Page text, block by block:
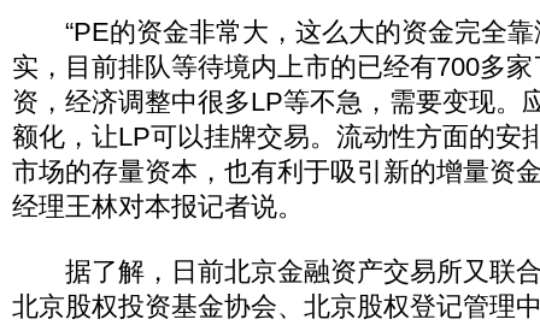
“PE的资金非常大，这么大的资金完全靠
实，目前排队等待境内上市的已经有700多
资，经济调整中很多LP等不急，需要变现。
额化，让LP可以挂牌交易。流动性方面的安
市场的存量资本，也有利于吸引新的增量资
经理王林对本报记者说。
据了解，日前北京金融资产交易所又联
北京股权投资基金协会、北京股权登记管理